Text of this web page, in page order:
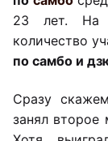
23 лет. На
количество
по самбо и
Сразу
занял второе